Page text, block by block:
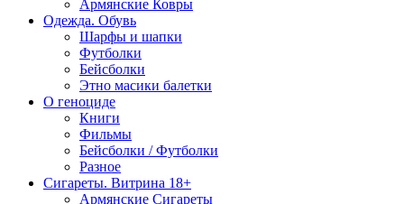
Армянские Ковры
Одежда. Обувь
Шарфы и шапки
Футболки
Бейсболки
Этно масики балетки
О геноциде
Книги
Фильмы
Бейсболки / Футболки
Разное
Сигареты. Витрина 18+
Армянские Сигареты